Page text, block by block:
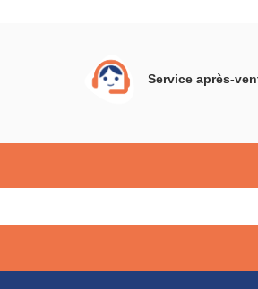
Service après-